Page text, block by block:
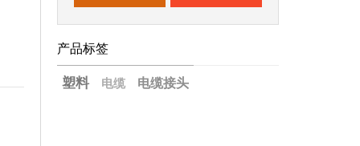
产品标签
塑料 电缆 电缆接头